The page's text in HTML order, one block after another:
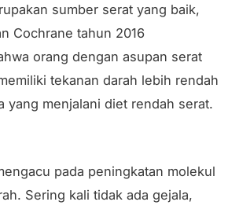
sumber serat yang baik,
Cochrane tahun 2016
orang dengan asupan serat
tekanan darah lebih rendah
yang menjalani diet rendah serat.
pada peningkatan molekul
Sering kali tidak ada gejala,